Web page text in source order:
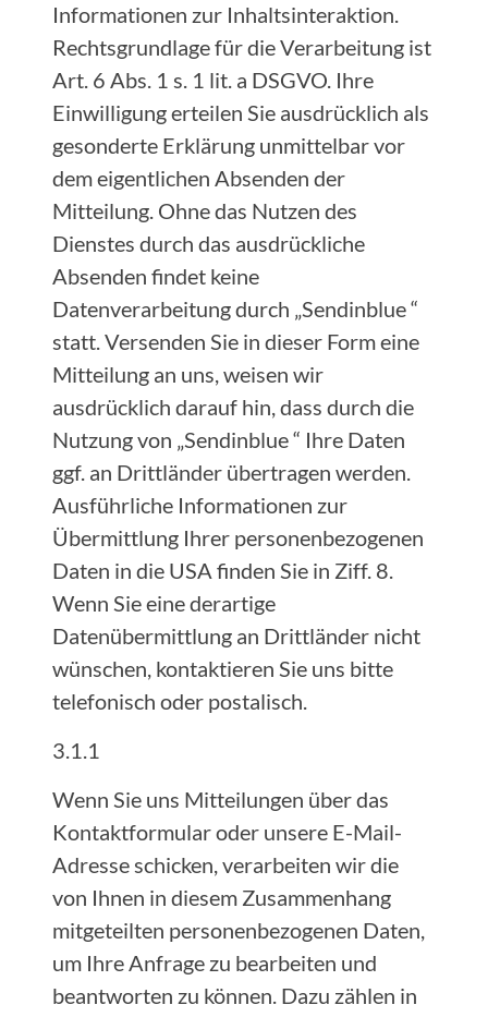
Informationen zur Inhaltsinteraktion.
Rechtsgrundlage für die Verarbeitung ist
Art. 6 Abs. 1 s. 1 lit. a DSGVO. Ihre
Einwilligung erteilen Sie ausdrücklich als
gesonderte Erklärung unmittelbar vor
dem eigentlichen Absenden der
Mitteilung. Ohne das Nutzen des
Dienstes durch das ausdrückliche
Absenden findet keine
Datenverarbeitung durch „Sendinblue “
statt. Versenden Sie in dieser Form eine
Mitteilung an uns, weisen wir
ausdrücklich darauf hin, dass durch die
Nutzung von „Sendinblue “ Ihre Daten
ggf. an Drittländer übertragen werden.
Ausführliche Informationen zur
Übermittlung Ihrer personenbezogenen
Daten in die USA finden Sie in Ziff. 8.
Wenn Sie eine derartige
Datenübermittlung an Drittländer nicht
wünschen, kontaktieren Sie uns bitte
telefonisch oder postalisch.
3.1.1
Wenn Sie uns Mitteilungen über das
Kontaktformular oder unsere E-Mail-
Adresse schicken, verarbeiten wir die
von Ihnen in diesem Zusammenhang
mitgeteilten personenbezogenen Daten,
um Ihre Anfrage zu bearbeiten und
beantworten zu können. Dazu zählen in